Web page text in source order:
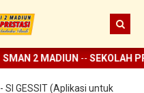
SMAN 2 MADIUN--SEKOLAH
- SI GESSIT (Aplikasi untuk